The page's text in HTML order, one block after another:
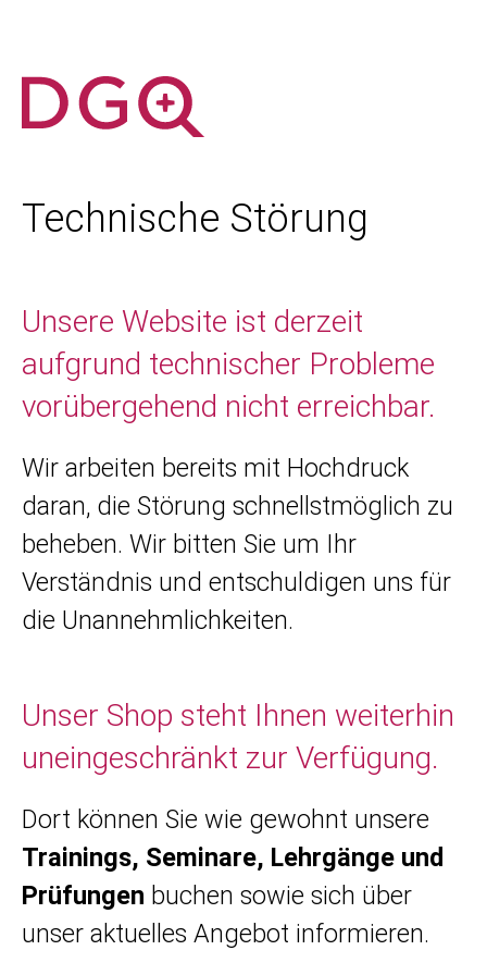
Technische Störung
Unsere Website ist derzeit
aufgrund technischer Probleme
vorübergehend nicht erreichbar.
Wir arbeiten bereits mit Hochdruck
daran, die Störung schnellstmöglich zu
beheben. Wir bitten Sie um Ihr
Verständnis und entschuldigen uns für
die Unannehmlichkeiten.
Unser Shop steht Ihnen weiterhin
uneingeschränkt zur Verfügung.
Dort können Sie wie gewohnt unsere
Trainings, Seminare, Lehrgänge und
Prüfungen buchen sowie sich über
unser aktuelles Angebot informieren.